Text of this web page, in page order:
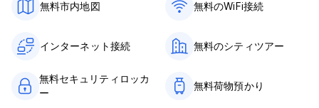
り、素晴らしい経験をしてもらいたいと考えています。
きます ;)
社交イベントに至るまで、あらゆる細部を完璧にして、10 点中
10 点のベオグラードの冒険を提供したいと考えています。
無料市内地図 無料のWiFi接続
インターネット接続 無料のシティツアー
無料セキュリティロッカ
ー
無料荷物預かり